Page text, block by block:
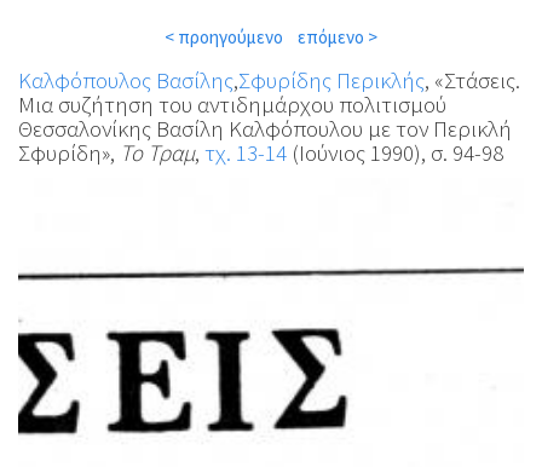
< προηγούμενο επόμενο >
Καλφόπουλος Βασίλης,Σφυρίδης Περικλής, «Στάσεις.
Μια συζήτηση του αντιδημάρχου πολιτισμού
Θεσσαλονίκης Βασίλη Καλφόπουλου με τον Περικλή
Σφυρίδη», Το Τραμ, τχ. 13-14 (Ιούνιος 1990), σ. 94-98